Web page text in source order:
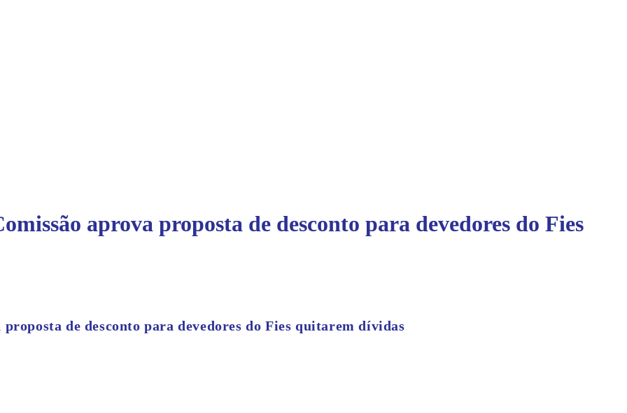
aprova proposta de desconto para devedores do Fies
de desconto para devedores do Fies quitarem dívidas